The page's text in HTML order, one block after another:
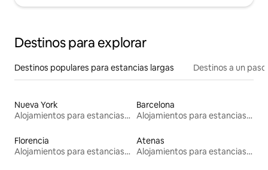
Destinos para explorar
Destinos populares para estancias largas Destinos a un
Nueva York
Alojamientos para estancias largas
Barcelona
Alojamientos para estancias largas
Florencia
Alojamientos para estancias largas
Atenas
Alojamientos para estancias largas